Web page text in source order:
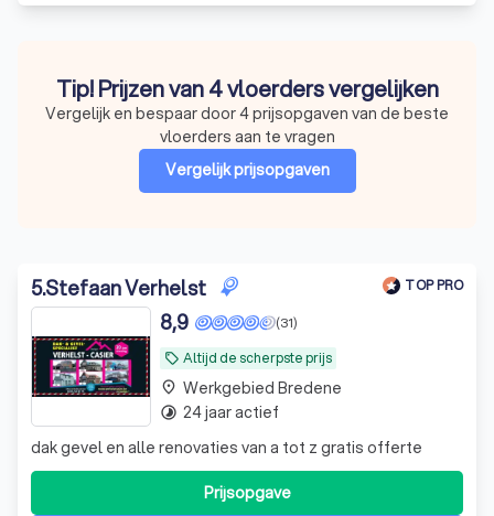
Tip! Prijzen van 4 vloerders vergelijken
Vergelijk en bespaar door 4 prijsopgaven van de beste
vloerders aan te vragen
Vergelijk prijsopgaven
5.Stefaan Verhelst TOP PRO
local_offer Altijd de scherpste prijs
(31)
8,9
dak gevel en alle renovaties van a tot z gratis offerte
Prijsopgave
place Werkgebied Bredene
timelapse 24 jaar actief